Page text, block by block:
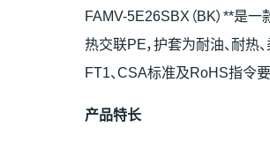
FAMV-5E26SBX（BK）**是
热交联PE，护套为耐油、耐热
FT1、CSA标准及RoHS指令
产品特长